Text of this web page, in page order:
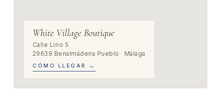
White Village Boutique
Calle Lirio 5
29639 Benalmádena Pueblo · Málaga
CÓMO LLEGAR →